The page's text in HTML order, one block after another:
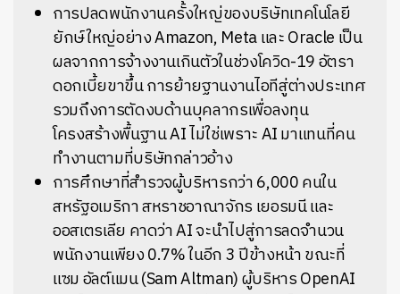
การปลดพนักงานครั้งใหญ่ของบริษัทเทคโนโลยี
ยักษ์ใหญ่อย่าง Amazon, Meta และ Oracle เป็น
ผลจากการจ้างงานเกินตัวในช่วงโควิด-19 อัตรา
ดอกเบี้ยขาขึ้น การย้ายฐานงานไอทีสู่ต่างประเทศ
รวมถึงการตัดงบด้านบุคลากรเพื่อลงทุน
โครงสร้างพื้นฐาน AI ไม่ใช่เพราะ AI มาแทนที่คน
ทำงานตามที่บริษัทกล่าวอ้าง
การศึกษาที่สำรวจผู้บริหารกว่า 6,000 คนใน
สหรัฐอเมริกา สหราชอาณาจักร เยอรมนี และ
ออสเตรเลีย คาดว่า AI จะนำไปสู่การลดจำนวน
พนักงานเพียง 0.7% ในอีก 3 ปีข้างหน้า ขณะที่
แซม อัลต์แมน (Sam Altman) ผู้บริหาร OpenAI